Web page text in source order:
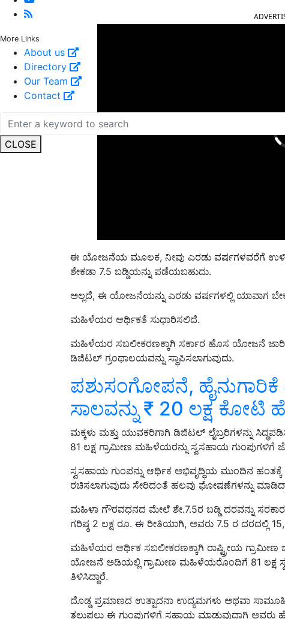
More Links
About us
Directory
Our Team
Contact
CLOSE
ಈ ಯೋಜನೆಯ ಮೂಲಕ, ನೀವು ಎರಡು ವರ್ಷಗಳವರೆಗೆ
ಶೇಕಡಾ 7.5 ಬಡ್ಡಿಯನ್ನು ಪಡೆಯಬಹುದು.
ಅಲ್ಲದೆ, ಈ ಯೋಜನೆಯನ್ನು ಎರಡು ವರ್ಷಗಳಲ್ಲಿ ಯಾವಾಗ
ಮಹಿಳೆಯರ ಆರ್ಥಿಕತೆ ಸುಧಾರಿಸಲಿದೆ.
ಡಿಜಿಟಲ್ ಗ್ರಂಥಾಲಯವನ್ನು ಸ್ಥಾಪಿಸಲಾಗುವುದು.
ಪಶುಸಂಗೋಪನೆ, ಹೈನುಗಾರಿಕೆ
ಸಾಲವನ್ನು ₹ 20 ಲಕ್ಷ ಕೋಟಿ
ಮಕ್ಕಳು ಮತ್ತು ಯುವಕರಿಗಾಗಿ ಡಿಜಿಟಲ್ ಲೈಬ್ರರಿಗಳನ್ನು
81 ಲಕ್ಷ ಗ್ರಾಮೀಣ ಮಹಿಳೆಯರನ್ನು ಸ್ವಸಹಾಯ ಗುಂಪುಗಳಿಗೆ
ಸ್ವಸಹಾಯ ಗುಂಪನ್ನು ಆರ್ಥಿಕ ಅಭಿವೃದ್ಧಿಯ ಮುಂದಿನ
ರಚಿಸಲಾಗುವುದು ಸೇರಿದಂತೆ ಹಲವು ಘೋಷಣೆಗಳನ್ನು
ಮಹಿಳಾ ಗೌರವಧನದ ಮೇಲೆ ಶೇ.7.5ರ ಬಡ್ಡಿ ದರವನ್ನು
ಗರಿಷ್ಠ 2 ಲಕ್ಷ ರೂ. ಈ ರೀತಿಯಾಗಿ, ಅವರು 7.5 ರ ದರದಲ್ಲಿ
ಮಹಿಳೆಯರ ಆರ್ಥಿಕ ಸಬಲೀಕರಣಕ್ಕಾಗಿ ರಾಷ್ಟ್ರೀಯ
ಯೋಜನೆ ಅಡಿಯಲ್ಲಿ ಗ್ರಾಮೀಣ ಮಹಿಳೆಯರೊಂದಿಗೆ 81 ಲಕ್ಷ
ತಿಳಿಸಿದ್ದಾರೆ.
ದೊಡ್ಡ ಪ್ರಮಾಣದ ಉತ್ಪಾದನಾ ಉದ್ಯಮಗಳು ಅಥವಾ
ತಲುಪಲು ಈ ಗುಂಪುಗಳಿಗೆ ಸಹಾಯ ಮಾಡುವುದಾಗಿ ಅವರು